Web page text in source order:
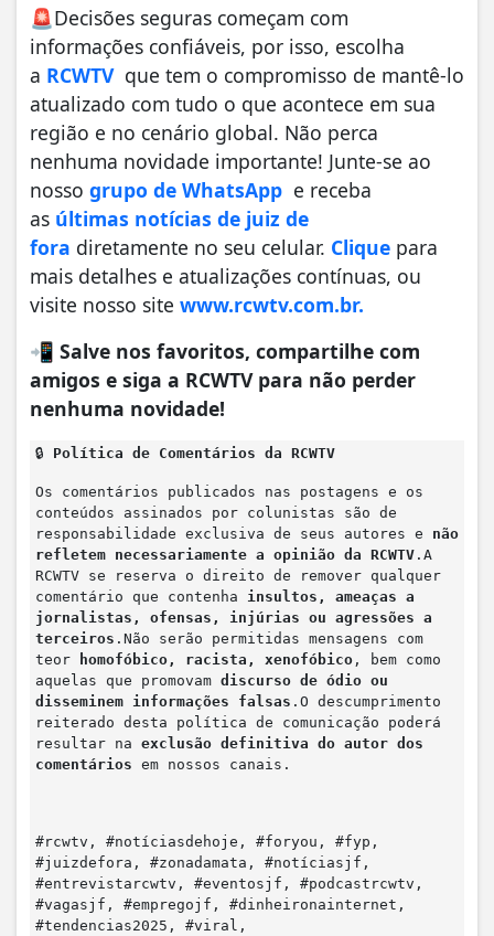
🚨Decisões seguras começam com
informações confiáveis, por isso, escolha
a RCWTVque tem o compromisso de mantê-lo
atualizado com tudo o que acontece em sua
região e no cenário global. Não perca
nenhuma novidade importante! Junte-se ao
nosso grupo de WhatsApp e receba
as últimas notícias de juiz de
fora diretamente no seu celular. Clique para
mais detalhes e atualizações contínuas, ou
visite nosso site www.rcwtv.com.br.
📲 Salve nos favoritos, compartilhe com
amigos e siga a RCWTV para não perder
nenhuma novidade!
🔒 Política de Comentários da RCWTV
Os comentários publicados nas postagens e os
conteúdos assinados por colunistas são de
responsabilidade exclusiva de seus autores e não
refletem necessariamente a opinião da RCWTV .A
RCWTV se reserva o direito de remover qualquer
comentário que contenha insultos, ameaças a
jornalistas, ofensas, injúrias ou agressões a
terceiros .Não serão permitidas mensagens com
teor
homofóbico, racista, xenofóbico , bem como
aquelas que promovam discurso de ódio ou
disseminem informações falsas .O descumprimento
reiterado desta política de comunicação poderá
resultar na exclusão definitiva do autor dos
comentários em nossos canais.
#rcwtv, #notíciasdehoje, #foryou, #fyp,
#juizdefora, #zonadamata, #notíciasjf,
#entrevistarcwtv, #eventosjf, #podcastrcwtv,
#vagasjf, #empregojf, #dinheironainternet,
#tendencias2025, #viral,